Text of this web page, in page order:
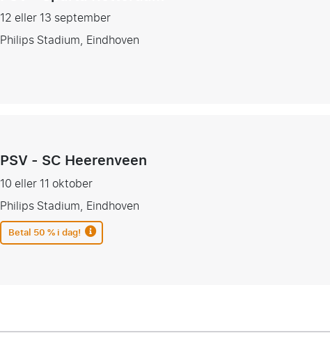
12 eller 13 september
Philips Stadium, Eindhoven
PSV - SC Heerenveen
10 eller 11 oktober
Philips Stadium, Eindhoven
Betal 50 % i dag!